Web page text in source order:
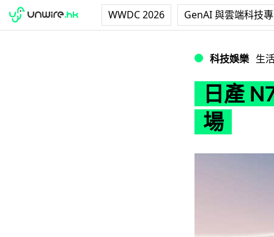
WWDC 2026 GenAI 與雲端科技
科技娛樂 生
日產
場